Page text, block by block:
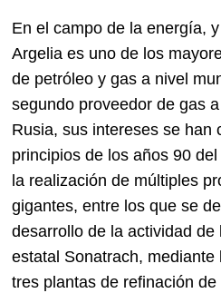
En el campo de la energía,
Argelia es uno de los
de petróleo y gas a nivel
segundo proveedor de gas
Rusia, sus intereses se han
principios de los años 90
la realización de múltiples
gigantes, entre los que se
desarrollo de la actividad de
estatal Sonatrach, mediante
tres plantas de refinación